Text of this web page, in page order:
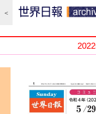
＜
編集局 2022/5/29Sunday